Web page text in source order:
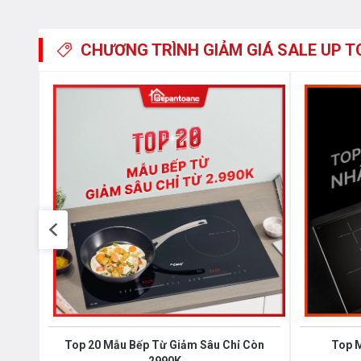
Tích hợp tính năng nấu nướng hiện đại,
Bếp từ BinovaBI-307-plus
được thiết kế có 2 vùng
2000 W và có thể đạt công suất tối đa khi sử dụng cả
Vùng nấu được tích hợp chế độ tăng cường nhiệt hiện
mức cao nhất trong thời gian ngắn giúp việc nấu
CHƯƠNG TRÌNH GIẢM GIÁ SALE UP
Top 20 Mẫu Bếp Từ Giảm Sâu Chỉ Còn
Top